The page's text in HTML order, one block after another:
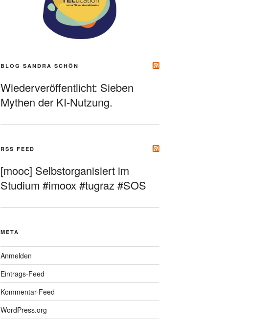
BLOG SANDRA SCHÖN
Wiederveröffentlicht: Sieben
Mythen der KI-Nutzung.
RSS FEED
[mooc] Selbstorganisiert im
Studium #imoox #tugraz #SOS
META
Anmelden
Eintrags-Feed
Kommentar-Feed
WordPress.org